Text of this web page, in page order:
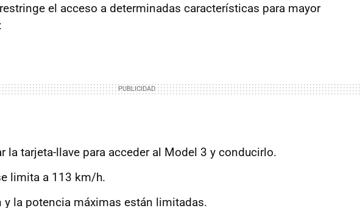
el acceso a determinadas características para mayor
la tarjeta-llave para acceder al Model 3 y conducirlo.
limita a 113 km/h.
y la potencia máximas están limitadas.